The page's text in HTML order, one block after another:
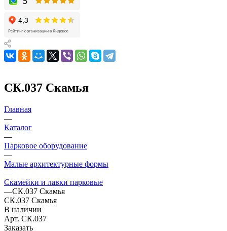
СК.037 Скамья
Главная
—
Каталог
—
Парковое оборудование
—
Малые архитектурные формы
—
Скамейки и лавки парковые
—СК.037 Скамья
СК.037 Скамья
В наличии
Арт. СК.037
Заказать